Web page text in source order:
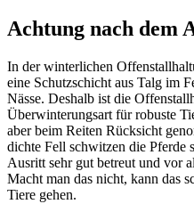
Achtung nach dem
In der winterlichen
eine Schutzschicht aus Talg im
Nässe. Deshalb ist die
Überwinterungsart für robuste
aber beim Reiten Rücksicht
dichte Fell schwitzen die Pferde
Ausritt sehr gut betreut und vor
Macht man das nicht, kann das
Tiere gehen.